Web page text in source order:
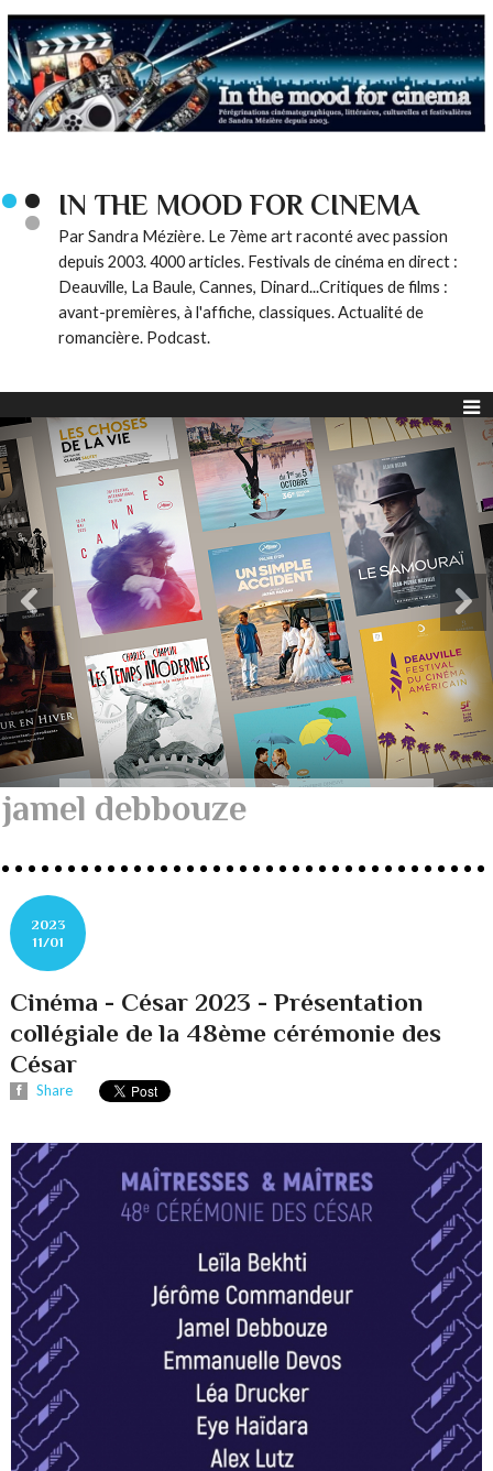
IN THE MOOD FOR CINEMA
Par Sandra Mézière. Le 7ème art raconté avec passion
depuis 2003. 4000 articles. Festivals de cinéma en direct :
Deauville, La Baule, Cannes, Dinard...Critiques de films :
avant-premières, à l'affiche, classiques. Actualité de
romancière. Podcast.
jamel debbouze
2023
11/01
Cinéma - César 2023 - Présentation
collégiale de la 48ème cérémonie des
César
Share